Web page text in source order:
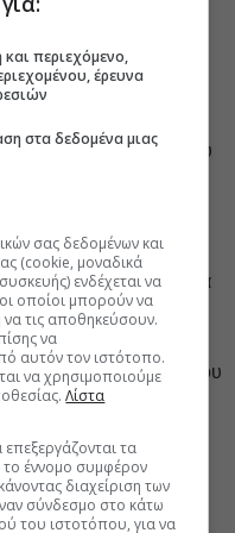
τους ή στα ξαδέλφια
καταστρατηγώντας
αν
συναλλαγών
και του δωρεοδόχου του
με συγγένεια α'
και με τον
έχουν αφορολόγητο
αν και έλαβε τα
στην α' κατηγορία, να
20% ή 40% που
320 υποθέσεις που
δηλώσεων Ε9,
υπόλοιπα ΕΝΦΙΑ,
που
δωρεών,
κτίσματα, οικόπεδα
και περιεχόμενο,
έρευνα
στα δεδομένα μιας
σας δεδομένων και
(cookie, μοναδικά
ενδέχεται να
οποίοι μπορούν να
τις αποθηκεύσουν.
να
αυτόν τον ιστότοπο.
να χρησιμοποιούμε
Λίστα
τα
έννομο συμφέρον
διαχείριση των
σύνδεσμο στο κάτω
του ιστοτόπου, για να